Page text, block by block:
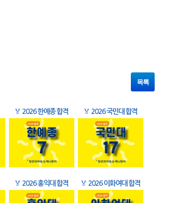
목록
🏅 2026 한예종 합격 🏅 2026 국민대 합격
🏅 2026 홍익대 합격 🏅 2026 이화여대 합격